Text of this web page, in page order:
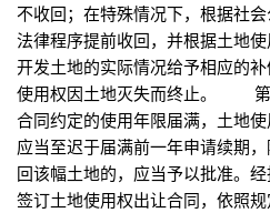
不收回；在特殊情况下，根据社
法律程序提前收回，并根据土地
开发土地的实际情况给予相应
使用权因土地灭失而终止。
合同约定的使用年限届满，土地使
应当至迟于届满前一年申请续期
回该幅土地的，应当予以批准。
签订土地使用权出让合同，依照规